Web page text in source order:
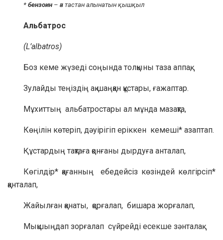
* бензоин – әк тастан алынатын қышқыл
Альбатрос
(L’albatros)
Боз кеме жүзеді соңында толқыны таза аппақ,
Зулайды теңіздің ақ шаңқан құстары, ғажаптар.
Мұхиттың альбатростары ал мұнда мазақта,
Көңілін көтеріп, дәуірігіп еріккен кемеші* азаптап.
Құстардың тақтаға қонғаны дырдуға анталап,
Көгілдір* қағанның ебедейсіз көзіндей көлгірсіп*
қанталап,
Жайылған қанаты, қорғалап, бишара жорғалап,
Мықшыңдап зорғалап сүйрейді есекше зәнталақ.